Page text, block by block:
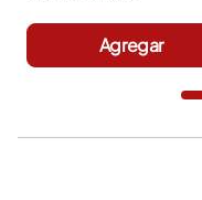
Agregar